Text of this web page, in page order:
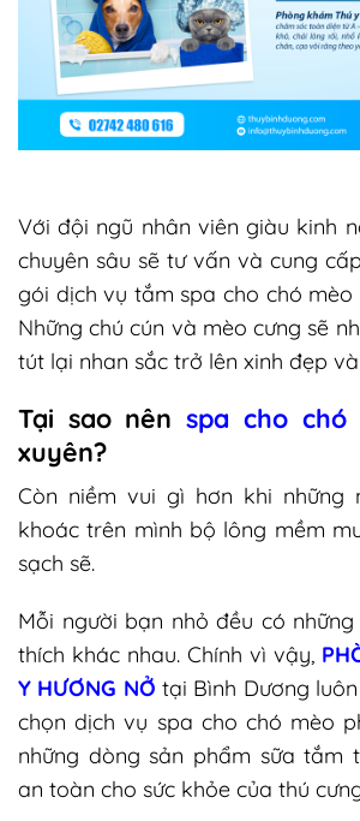
Với đội ngũ nhân viên giàu kinh
chuyên sâu sẽ tư vấn và cung
gói dịch vụ tắm spa cho chó mèo
Những chú cún và mèo cưng sẽ
tút lại nhan sắc trở lên xinh đẹp
Tại sao nênspa cho chó
xuyên?
Còn niềm vui gì hơn khi những
khoác trên mình bộ lông mềm
sạch sẽ.
Mỗi người bạn nhỏ đều có
thích khác nhau. Chính vì vậy,
Y HƯƠNG NỞ tại Bình Dương
chọn dịch vụ spa cho chó mèo
những dòng sản phẩm sữa tắm
an toàn cho sức khỏe của thú